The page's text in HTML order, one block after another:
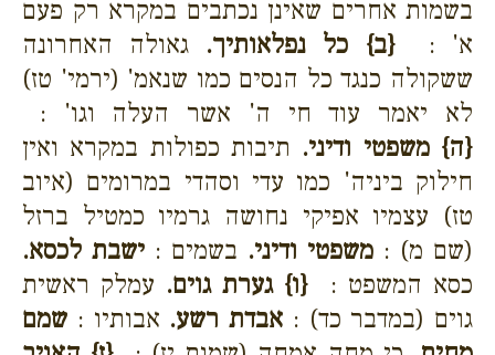
בשמות אחרים שאינן נכתבים במקרא רק פעם
א' :{ב} כל נפלאותיך. גאולה האחרונה
ששקולה כנגד כל הנסים כמו שנאמ' (ירמי' טז)
לא יאמר עוד חי ה' אשר העלה וגו' :
{ה} משפטי ודיני. תיבות כפולות במקרא ואין
חילוק ביניה' כמו עדי וסהדי במרומים (איוב
טז) עצמיו אפיקי נחושה גרמיו כמטיל ברזל
(שם מ) : משפטי ודיני. בשמים : ישבת לכסא.
כסא המשפט : {ו} גערת גוים. עמלק ראשית
גוים (במדבר כד) : אבדת רשע. אבותיו : שמם